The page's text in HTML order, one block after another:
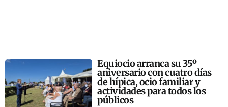
Equiocio arranca su 35º
aniversario con cuatro días
de hípica, ocio familiar y
actividades para todos los
públicos